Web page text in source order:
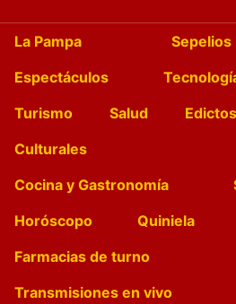
La Pampa Sepelios
Espectáculos
Turismo
Salud Edictos
Culturales
Cocina y Gastronomía
Horóscopo
Quiniela
Farmacias de turno
Transmisiones en vivo